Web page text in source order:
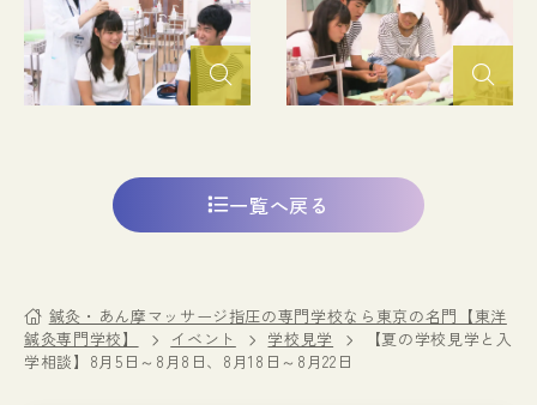
一覧へ戻る
鍼灸・あん摩マッサージ指圧の専門学校なら東京の名門【東洋
鍼灸専門学校】
イベント 学校見学
【夏の学校見学と入
学相談】8月5日～8月8日、8月18日～8月22日